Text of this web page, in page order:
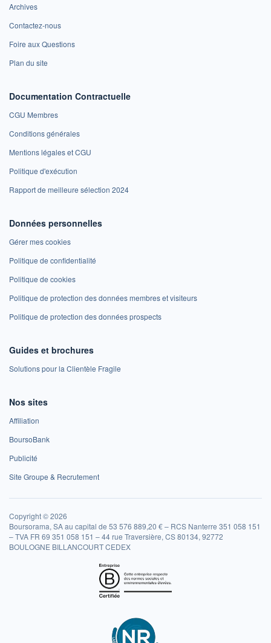
Archives
Contactez-nous
Foire aux Questions
Plan du site
Documentation Contractuelle
CGU Membres
Conditions générales
Mentions légales et CGU
Politique d'exécution
Rapport de meilleure sélection 2024
Données personnelles
Gérer mes cookies
Politique de confidentialité
Politique de cookies
Politique de protection des données membres et visiteurs
Politique de protection des données prospects
Guides et brochures
Solutions pour la Clientèle Fragile
Nos sites
Affiliation
BoursoBank
Publicité
Site Groupe & Recrutement
Copyright © 2026
Boursorama, SA au capital de 53 576 889,20 € – RCS Nanterre 351 058 151
– TVA FR 69 351 058 151 – 44 rue Traversière, CS 80134, 92772
BOULOGNE BILLANCOURT CEDEX